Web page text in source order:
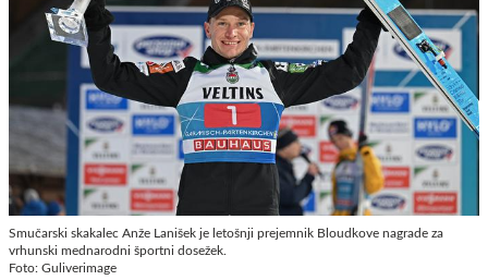
Smučarski skakalec Anže Lanišek je letošnji prejemnik Bloudkove nagrade za
vrhunski mednarodni športni dosežek.
Foto: Guliverimage